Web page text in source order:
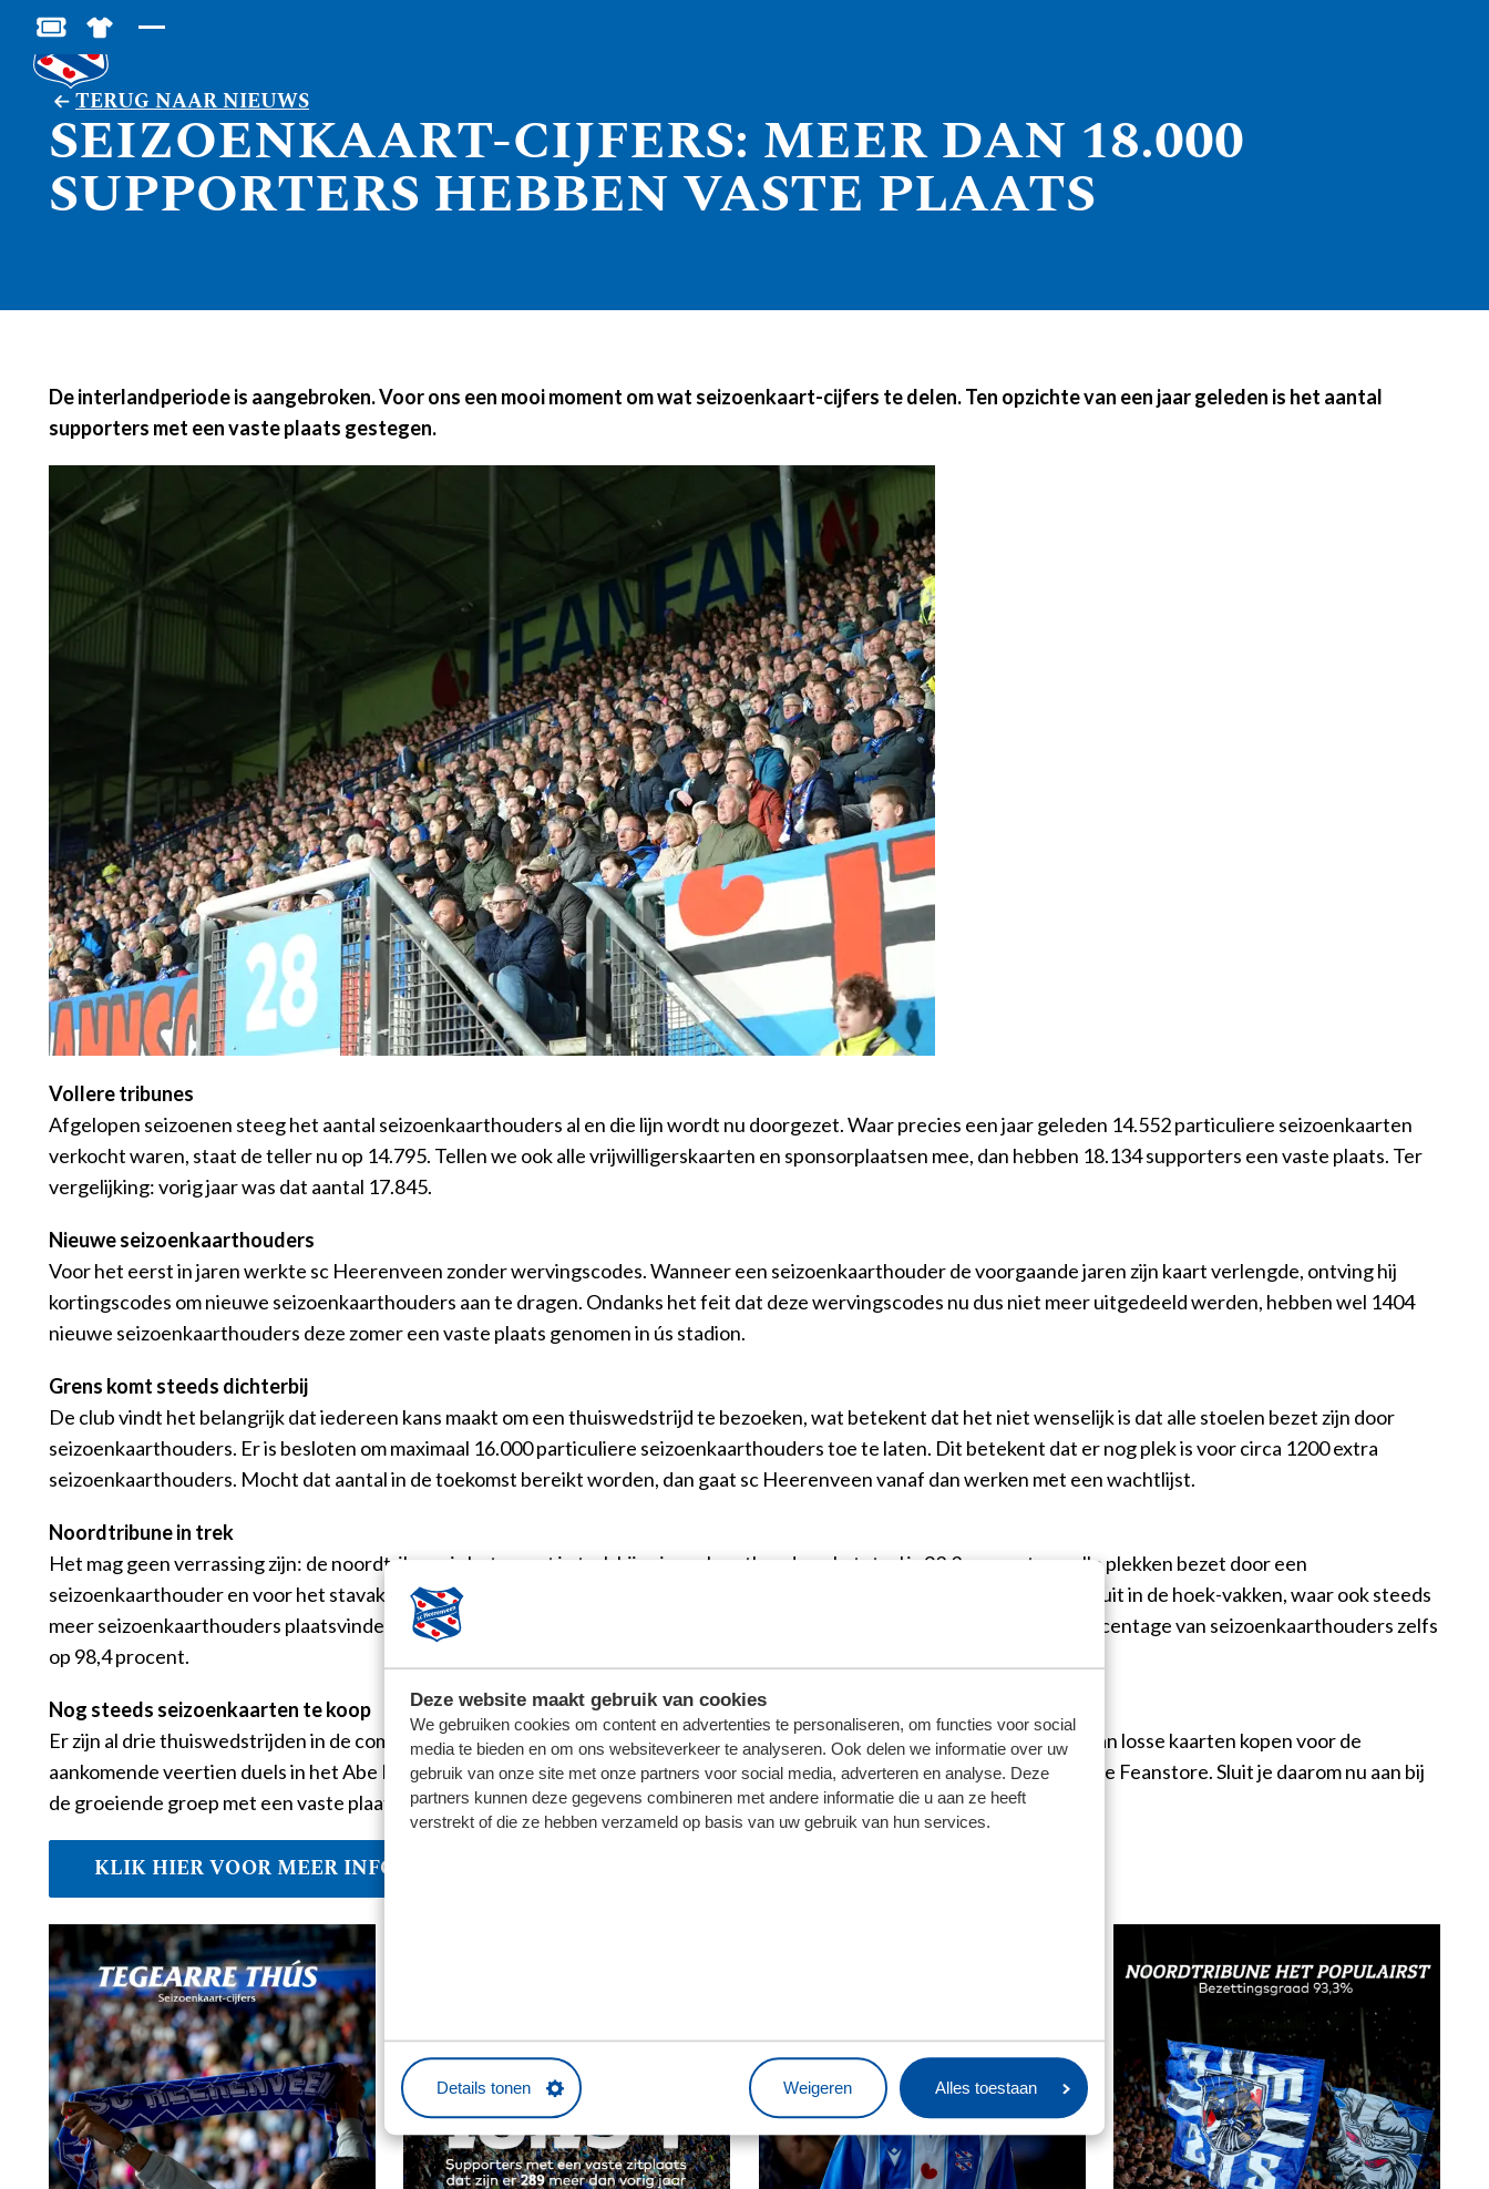
Deze website maakt gebruik van cookies
We gebruiken cookies om content en advertenties te personaliseren, om functies voor social
media te bieden en om ons websiteverkeer te analyseren. Ook delen we informatie over uw
gebruik van onze site met onze partners voor social media, adverteren en analyse. Deze
partners kunnen deze gegevens combineren met andere informatie die u aan ze heeft
verstrekt of die ze hebben verzameld op basis van uw gebruik van hun services.
Details tonen Weigeren Alles toestaan
BESTEL JOUW TICKETS
SHOP IN DE FEANSTORE
TERUG NAAR NIEUWS
SEIZOENKAART-CIJFERS: MEER DAN 18.000
SUPPORTERS HEBBEN VASTE PLAATS
De interlandperiode is aangebroken. Voor ons een mooi moment om wat seizoenkaart-cijfers te delen. Ten opzichte van een jaar geleden is het aantal
supporters met een vaste plaats gestegen.
Vollere tribunes
Afgelopen seizoenen steeg het aantal seizoenkaarthouders al en die lijn wordt nu doorgezet. Waar precies een jaar geleden 14.552 particuliere seizoenkaarten
verkocht waren, staat de teller nu op 14.795. Tellen we ook alle vrijwilligerskaarten en sponsorplaatsen mee, dan hebben 18.134 supporters een vaste plaats. Ter
vergelijking: vorig jaar was dat aantal 17.845.
Nieuwe seizoenkaarthouders
Voor het eerst in jaren werkte sc Heerenveen zonder wervingscodes. Wanneer een seizoenkaarthouder de voorgaande jaren zijn kaart verlengde, ontving hij
kortingscodes om nieuwe seizoenkaarthouders aan te dragen. Ondanks het feit dat deze wervingscodes nu dus niet meer uitgedeeld werden, hebben wel 1404
nieuwe seizoenkaarthouders deze zomer een vaste plaats genomen in ús stadion.
Grens komt steeds dichterbij
De club vindt het belangrijk dat iedereen kans maakt om een thuiswedstrijd te bezoeken, wat betekent dat het niet wenselijk is dat alle stoelen bezet zijn door
seizoenkaarthouders. Er is besloten om maximaal 16.000 particuliere seizoenkaarthouders toe te laten. Dit betekent dat er nog plek is voor circa 1200 extra
seizoenkaarthouders. Mocht dat aantal in de toekomst bereikt worden, dan gaat sc Heerenveen vanaf dan werken met een wachtlijst.
Noordtribune in trek
Het mag geen verrassing zijn: de noordtribune is het meest in trek bij seizoenkaarthouders. In totaal is 93,3 procent van alle plekken bezet door een
seizoenkaarthouder en voor het stavak is zelfs nog een wachtlijst. Wil je een los wedstrijdticket op deze tribune, dan kom je uit in de hoek-vakken, waar ook steeds
meer seizoenkaarthouders plaatsvinden. Pal achter het doel (vak 10, 11, 13,14, 410, 411, 414 en STA) ligt het bezettingspercentage van seizoenkaarthouders zelfs
op 98,4 procent.
Nog steeds seizoenkaarten te koop
Er zijn al drie thuiswedstrijden in de competitie gespeeld, maar wist jij dat een seizoenkaart nog steeds veel voordeliger is dan losse kaarten kopen voor de
aankomende veertien duels in het Abe Lenstra stadion? Met een seizoenkaart krijg je ook nog eens tien procent korting in de Feanstore. Sluit je daarom nu aan bij
de groeiende groep met een vaste plaats.
KLIK HIER VOOR MEER INFORMATIE OVER SEIZOENKAARTEN